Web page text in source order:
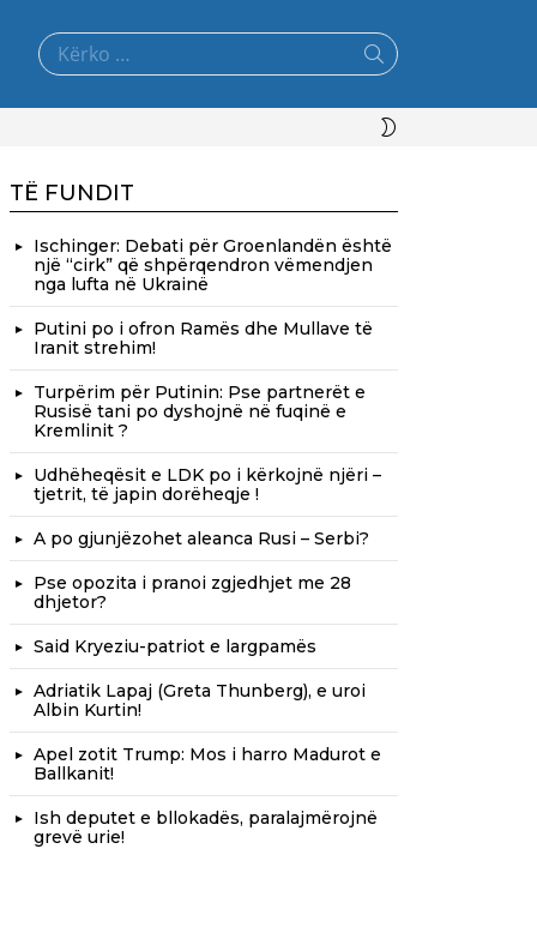
Search
for:
TË FUNDIT
Ischinger: Debati për Groenlandën është
një “cirk” që shpërqendron vëmendjen
nga lufta në Ukrainë
Putini po i ofron Ramës dhe Mullave të
Iranit strehim!
Turpërim për Putinin: Pse partnerët e
Rusisë tani po dyshojnë në fuqinë e
Kremlinit ?
Udhëheqësit e LDK po i kërkojnë njëri –
tjetrit, të japin dorëheqje !
A po gjunjëzohet aleanca Rusi – Serbi?
Pse opozita i pranoi zgjedhjet me 28
dhjetor?
Said Kryeziu-patriot e largpamës
Adriatik Lapaj (Greta Thunberg), e uroi
Albin Kurtin!
Apel zotit Trump: Mos i harro Madurot e
Ballkanit!
Ish deputet e bllokadës, paralajmërojnë
grevë urie!